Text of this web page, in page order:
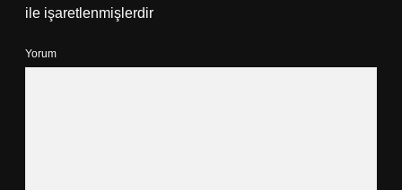
ile işaretlenmişlerdir
Yorum